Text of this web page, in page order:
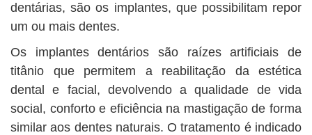
dentárias, são os implantes, que possibilitam repor
um ou mais dentes.
Os implantes dentários são raízes artificiais de
titânio que permitem a reabilitação da estética
dental e facial, devolvendo a qualidade de vida
social, conforto e eficiência na mastigação de forma
similar aos dentes naturais. O tratamento é indicado